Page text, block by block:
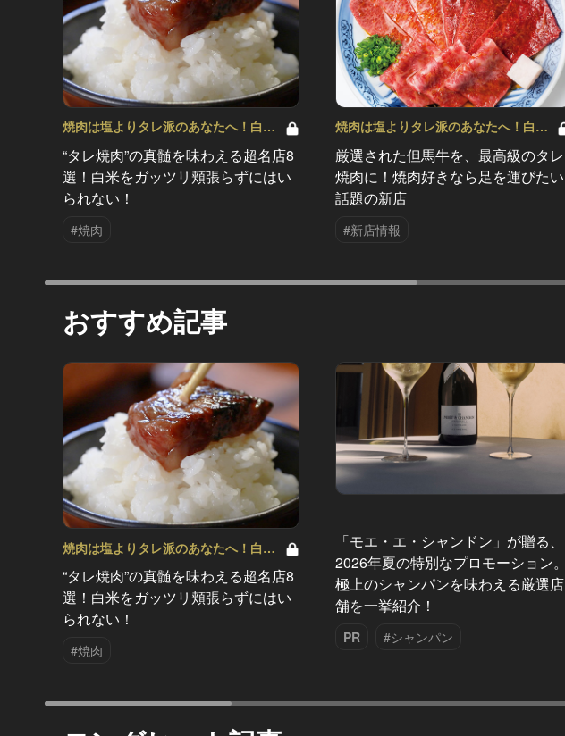
焼肉は塩よりタレ派のあなたへ！白米
が欲しくなる！ Vol.4
“タレ焼肉”の真髄を味わえる超名店8
選！白米をガッツリ頬張らずにはい
られない！
#焼肉
焼肉は塩よりタレ派のあなたへ！白米
が欲しくなる！ Vol.3
厳選された但馬牛を、最高級のタレ
焼肉に！焼肉好きなら足を運びたい
話題の新店
#新店情報
おすすめ記事
焼肉は塩よりタレ派のあなたへ！白米
が欲しくなる！ Vol.4
“タレ焼肉”の真髄を味わえる超名店8
選！白米をガッツリ頬張らずにはい
られない！
#焼肉
「モエ・エ・シャンドン」が贈る、
2026年夏の特別なプロモーション。
極上のシャンパンを味わえる厳選店
舗を一挙紹介！
PR #シャンパン